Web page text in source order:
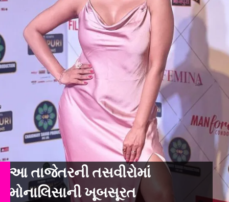
આ તાજેતરની તસવીરોમાં
મોનાલિસાની ખૂબસૂરત